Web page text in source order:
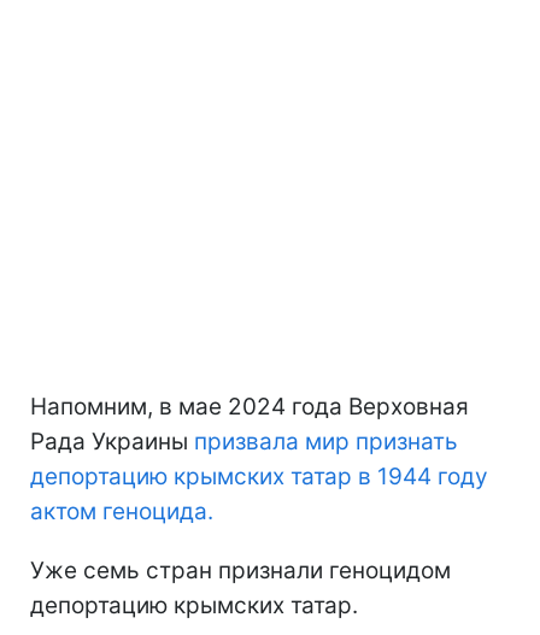
Напомним, в мае 2024 года Верховная
Рада Украины призвала мир признать
депортацию крымских татар в 1944 году
актом геноцида.
Уже семь стран признали геноцидом
депортацию крымских татар.